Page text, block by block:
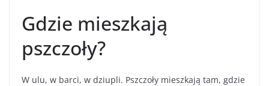
Gdzie mieszkają
pszczoły?
W ulu, w barci, w dziupli. Pszczoły mieszkają tam, gdzie